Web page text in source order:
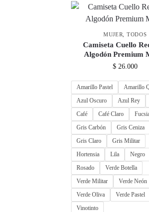
MUJER TODOS
Camiseta Cuello
Algodón Premium
$26.000
Amarillo Pastel
Amarillo
Azul Oscuro
Azul Rey
Café
Café Claro
Gris Carbón
Gris Ceniza
Gris Claro
Gris Militar
Hortensia
Lila Negro
Rosado
Verde Botella
Verde Militar
Verde Neón
Verde Oliva
Verde Pastel
Vinotinto